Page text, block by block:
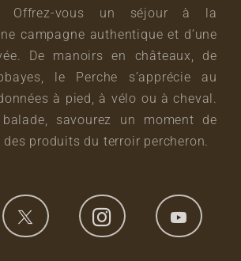
Offrez-vous un séjour à la
campagne authentique et d’une
De manoirs en châteaux, de
le Perche s’apprécie au
à pied, à vélo ou à cheval.
savourez un moment de
produits du terroir percheron.